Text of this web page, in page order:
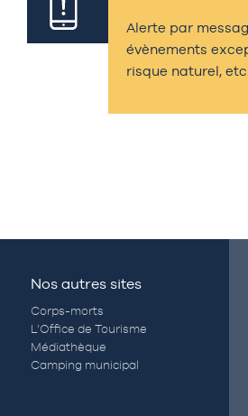
Alerte par
évènements
risque naturel,
Nos autres sites
Corps-morts
L’Office de Tourisme
Médiathèque
Camping municipal